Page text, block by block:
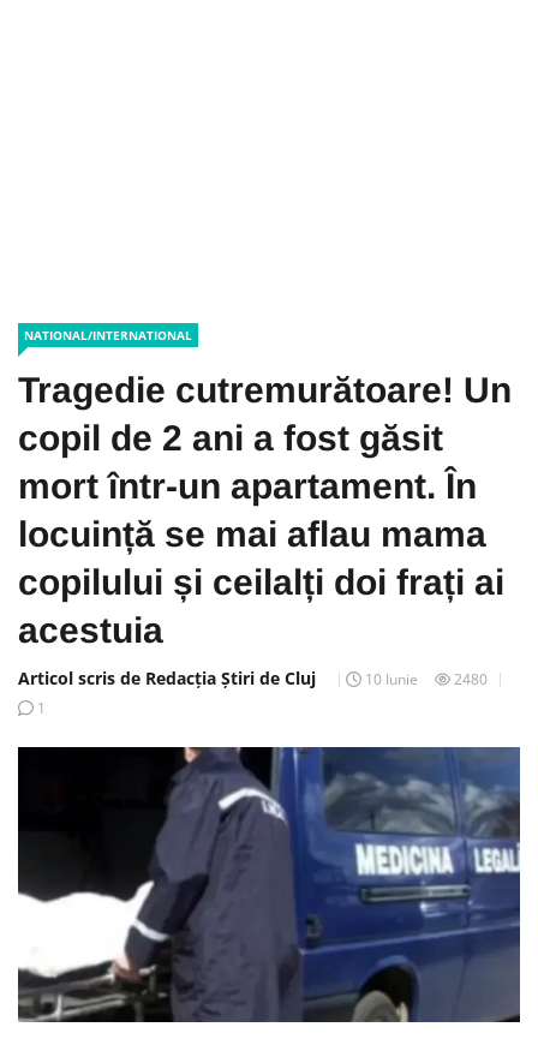
NATIONAL/INTERNATIONAL
Tragedie cutremurătoare! Un
copil de 2 ani a fost găsit
mort într-un apartament. În
locuință se mai aflau mama
copilului și ceilalți doi frați ai
acestuia
Articol scris de Redacția Știri de Cluj 10 Iunie
2480
1